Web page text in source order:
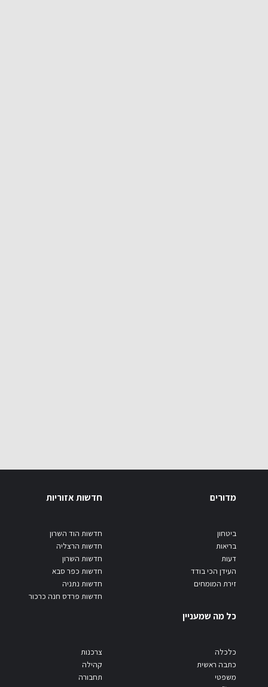
מדורים
ביטחון
בריאות
דעות
העידן הכי בודד
זירת המומחים
חדשות אזוריות
חדשות הוד השרון
חדשות הרצליה
חדשות השרון
חדשות כפר סבא
חדשות נתניה
חדשות פרדס חנה כרכור
כל מה שמעניין
כלכלה
כתבה ראשית
משפטי
צרכנות
קהילה
תחבורה